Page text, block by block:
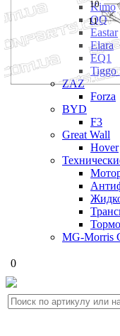
Kimo
QQ
Eastar
Elara
EQ1
Tiggo
ZAZ
Forza
BYD
F3
Great Wall
Hover
MG-Morris
0
10
11